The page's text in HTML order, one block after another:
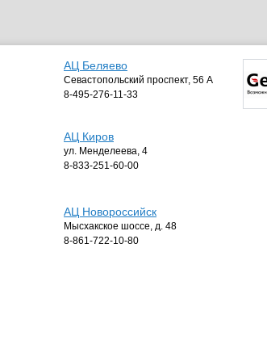
АЦ Беляево
Севастопольский проспект, 56 А
8-495-276-11-33
АЦ Киров
ул. Менделеева, 4
8-833-251-60-00
АЦ Новороссийск
Мысхакское шоссе, д. 48
8-861-722-10-80